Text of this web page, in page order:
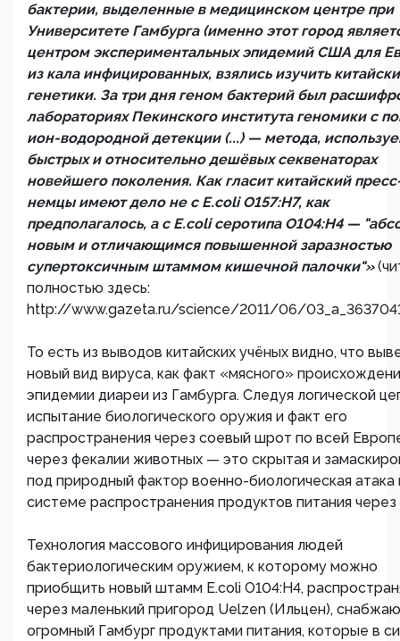
бактерии, выделенные в медицинском центре при
Университете Гамбурга (именно этот город
центром экспериментальных эпидемий США для
из кала инфицированных, взялись изучить
генетики. За три дня геном бактерий был
лабораториях Пекинского института геномики с
ион-водородной детекции (...) — метода,
быстрых и относительно дешёвых секвенаторах
новейшего поколения. Как гласит китайский
немцы имеют дело не с E.coli O157:H7, как
предполагалось, а с E.coli серотипа O104:H4 —
новым и отличающимся повышенной заразностью
супертоксичным штаммом кишечной палочки"»
полностью здесь:
http://www.gazeta.ru/science/2011/06/
То есть из выводов китайских учёных видно, что
новый вид вируса, как факт «мясного»
эпидемии диареи из Гамбурга. Следуя логической
испытание биологического оружия и факт его
распространения через соевый шрот по всей
через фекалии животных — это скрытая и
под природный фактор военно-биологическая атака
системе распространения продуктов питания
Технология массового инфицирования людей
бактериологическим оружием, к которому можно
приобщить новый штамм E.coli O104:H4,
через маленький пригород Uelzen (Ильцен),
огромный Гамбург продуктами питания, которые в